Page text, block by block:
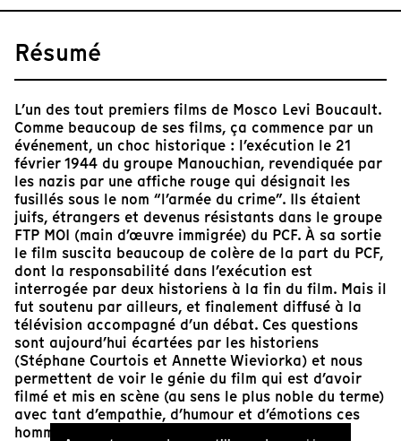
Résumé
L’un des tout premiers films de Mosco Levi Boucault.
Comme beaucoup de ses films, ça commence par un
événement, un choc historique : l’exécution le 21
février 1944 du groupe Manouchian, revendiquée par
les nazis par une affiche rouge qui désignait les
fusillés sous le nom “l’armée du crime”. Ils étaient
juifs, étrangers et devenus résistants dans le groupe
FTP MOI (main d’œuvre immigrée) du PCF. À sa sortie
le film suscita beaucoup de colère de la part du PCF,
dont la responsabilité dans l’exécution est
interrogée par deux historiens à la fin du film. Mais il
fut soutenu par ailleurs, et finalement diffusé à la
télévision accompagné d’un débat. Ces questions
sont aujourd’hui écartées par les historiens
(Stéphane Courtois et Annette Wieviorka) et nous
permettent de voir le génie du film qui est d’avoir
filmé et mis en scène (au sens le plus noble du terme)
avec tant d’empathie, d’humour et d’émotions ces
hommes plus que remarquables.